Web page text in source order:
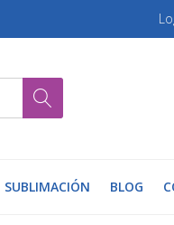
SUBLIMACIÓN BLOG